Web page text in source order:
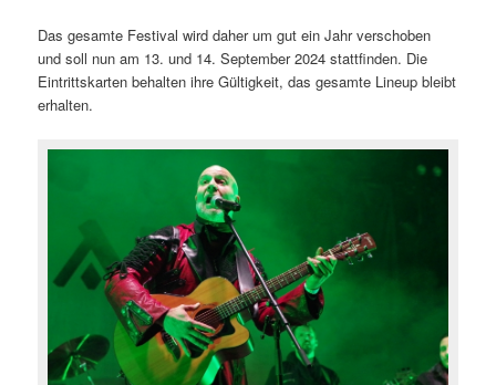
Das gesamte Festival wird daher um gut ein Jahr verschoben
und soll nun am 13. und 14. September 2024 stattfinden. Die
Eintrittskarten behalten ihre Gültigkeit, das gesamte Lineup bleibt
erhalten.